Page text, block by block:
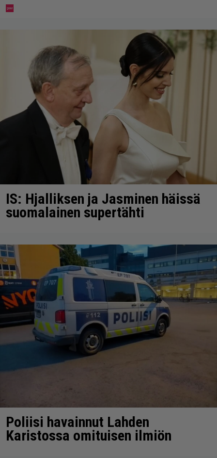
IS: Hjalliksen ja Jasminen häissä
suomalainen supertähti
Poliisi havainnut Lahden
Karistossa omituisen ilmiön